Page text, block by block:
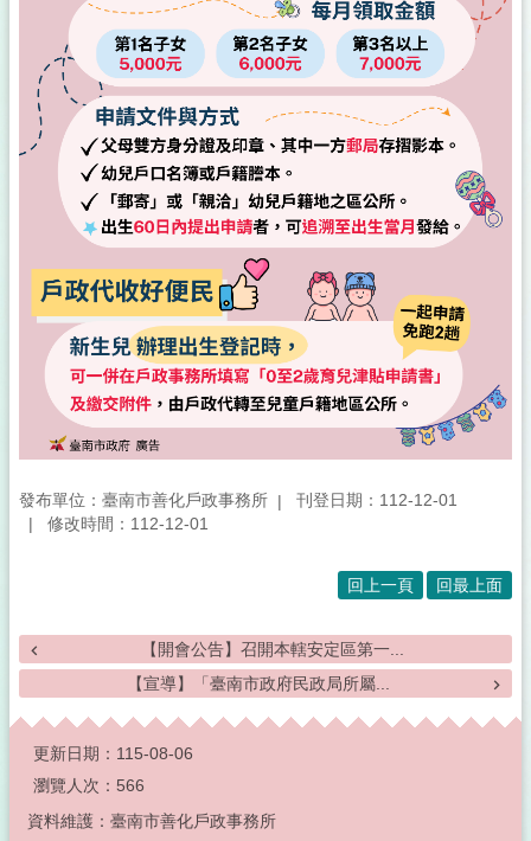
發布單位：臺南市善化戶政事務所
刊登日期：112-12-01
修改時間：112-12-01
回上一頁 回最上面
【開會公告】召開本轄安定區第一...
【宣導】「臺南市政府民政局所屬...
:::
更新日期： 115-08-06
瀏覽人次： 566
資料維護：臺南市善化戶政事務所